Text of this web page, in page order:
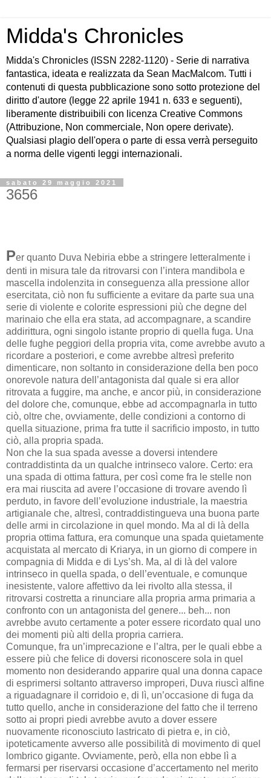
Midda's Chronicles
Midda's Chronicles (ISSN 2282-1120) - Serie di narrativa
fantastica, ideata e realizzata da Sean MacMalcom. Tutti i
contenuti di questa pubblicazione sono sotto protezione del
diritto d'autore (legge 22 aprile 1941 n. 633 e seguenti),
liberamente distribuibili con licenza Creative Commons
(Attribuzione, Non commerciale, Non opere derivate).
Qualsiasi plagio dell'opera o parte di essa verrà perseguito
a norma delle vigenti leggi internazionali.
sabato 29 maggio 2021
3656
Per quanto Duva Nebiria ebbe a stringere letteralmente i
denti in misura tale da ritrovarsi con l’intera mandibola e
mascella indolenzita in conseguenza alla pressione allor
esercitata, ciò non fu sufficiente a evitare da parte sua una
serie di violente e colorite espressioni più che degne del
marinaio che ella era stata, ad accompagnare, a scandire
addirittura, ogni singolo istante proprio di quella fuga. Una
delle fughe peggiori della propria vita, come avrebbe avuto a
ricordare a posteriori, e come avrebbe altresì preferito
dimenticare, non soltanto in considerazione della ben poco
onorevole natura dell’antagonista dal quale si era allor
ritrovata a fuggire, ma anche, e ancor più, in considerazione
del dolore che, comunque, ebbe ad accompagnarla in tutto
ciò, oltre che, ovviamente, delle condizioni a contorno di
quella situazione, prima fra tutte il sacrificio imposto, in tutto
ciò, alla propria spada.
Non che la sua spada avesse a doversi intendere
contraddistinta da un qualche intrinseco valore. Certo: era
una spada di ottima fattura, per così come fra le stelle non
era mai riuscita ad avere l’occasione di trovare avendo lì
perduto, in favore dell’evoluzione industriale, la maestria
artigianale che, altresì, contraddistingueva una buona parte
delle armi in circolazione in quel mondo. Ma al di là della
propria ottima fattura, era comunque una spada quietamente
acquistata al mercato di Kriarya, in un giorno di compere in
compagnia di Midda e di Lys’sh. Ma, al di là del valore
intrinseco in quella spada, o dell’eventuale, e comunque
inesistente, valore affettivo da lei rivolto alla stessa, il
ritrovarsi costretta a rinunciare alla propria arma primaria a
confronto con un antagonista del genere... beh... non
avrebbe avuto certamente a poter essere ricordato qual uno
dei momenti più alti della propria carriera.
Comunque, fra un’imprecazione e l’altra, per le quali ebbe a
essere più che felice di doversi riconoscere sola in quel
momento non desiderando apparire qual una donna capace
di esprimersi soltanto attraverso improperi, Duva riuscì alfine
a riguadagnare il corridoio e, di lì, un’occasione di fuga da
tutto quello, anche in considerazione del fatto che il terreno
sotto ai propri piedi avrebbe avuto a dover essere
nuovamente riconosciuto lastricato di pietra e, in ciò,
ipoteticamente avverso alle possibilità di movimento di quel
lombrico gigante. Ovviamente, però, ella non ebbe lì a
fermarsi per riservarsi occasione d’accertamento nel merito